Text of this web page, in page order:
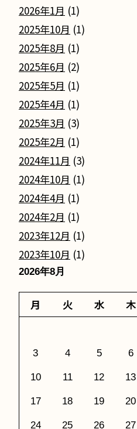
2026年1月 (1)
2025年10月 (1)
2025年8月 (1)
2025年6月 (2)
2025年5月 (1)
2025年4月 (1)
2025年3月 (3)
2025年2月 (1)
2024年11月 (3)
2024年10月 (1)
2024年4月 (1)
2024年2月 (1)
2023年12月 (1)
2023年10月 (1)
2026年8月
月 火 水 木
3 4 5 6
10 11 12 13
17 18 19 20
24 25 26 27